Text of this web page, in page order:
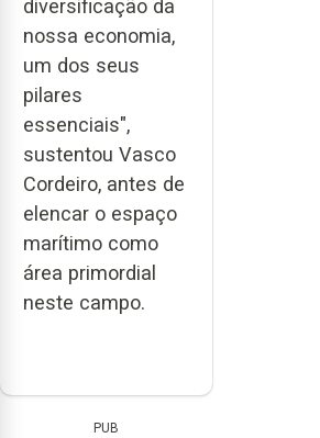
diversificação da
nossa economia,
um dos seus
pilares
essenciais",
sustentou Vasco
Cordeiro, antes de
elencar o espaço
marítimo como
área primordial
neste campo.
PUB